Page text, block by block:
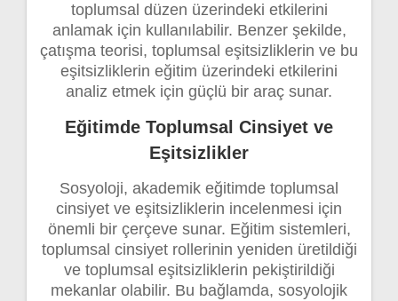
toplumsal düzen üzerindeki etkilerini
anlamak için kullanılabilir. Benzer şekilde,
çatışma teorisi, toplumsal eşitsizliklerin ve bu
eşitsizliklerin eğitim üzerindeki etkilerini
analiz etmek için güçlü bir araç sunar.
Eğitimde Toplumsal Cinsiyet ve
Eşitsizlikler
Sosyoloji, akademik eğitimde toplumsal
cinsiyet ve eşitsizliklerin incelenmesi için
önemli bir çerçeve sunar. Eğitim sistemleri,
toplumsal cinsiyet rollerinin yeniden üretildiği
ve toplumsal eşitsizliklerin pekiştirildiği
mekanlar olabilir. Bu bağlamda, sosyolojik